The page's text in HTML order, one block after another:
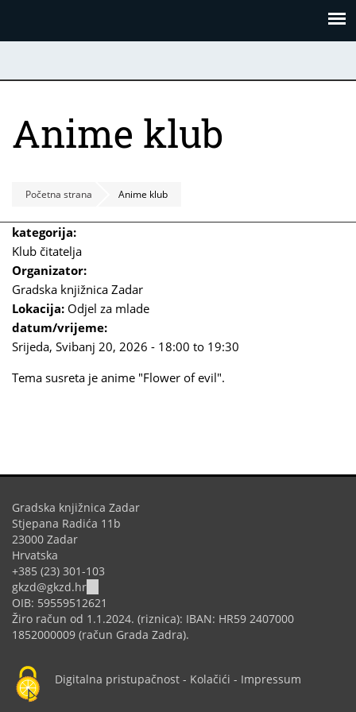
Anime klub
Početna strana Anime klub
kategorija:
Klub čitatelja
Organizator:
Gradska knjižnica Zadar
Lokacija: Odjel za mlade
datum/vrijeme:
Srijeda, Svibanj 20, 2026 - 18:00 to 19:30
Tema susreta je anime "Flower of evil".
Gradska knjižnica Zadar
Stjepana Radića 11b
23000 Zadar
Hrvatska
+385 (23) 301-103
gkzd@gkzd.hr
sends
e-
mail)
OIB: 59559512621
Žiro račun od 1.1.2024. (riznica): IBAN: HR59 2407000
1852000009 (račun Grada Zadra).
Digitalna pristupačnost - Kolačići - Impressum